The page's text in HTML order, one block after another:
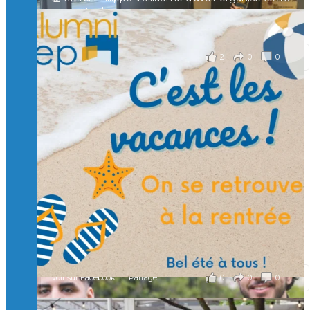
Charger plus Suivre sur Instagram
rencontre !
il y a 2 mois
2 0 0
Voir sur Facebook · Partager
🙏 Soutenez l’Isep via la taxe d’apprentissage 2026
et contribuons ensemble à former les générations
d’ingénieurs de demain. 🙏
Merci à tous !
🎯 Taxe d’apprentissage 2026 : avec l'Isep, investissez pour
un numérique au service de l'humain !
À l’Isep, nous formons des ingénieurs, des bachelors, des
Mastères Spécialisés, qui allient excellence technologique et
valeurs humaines, au cœur de notre pro
...Voir plus
il y a 2 mois
0 0 0
Voir sur Facebook · Partager